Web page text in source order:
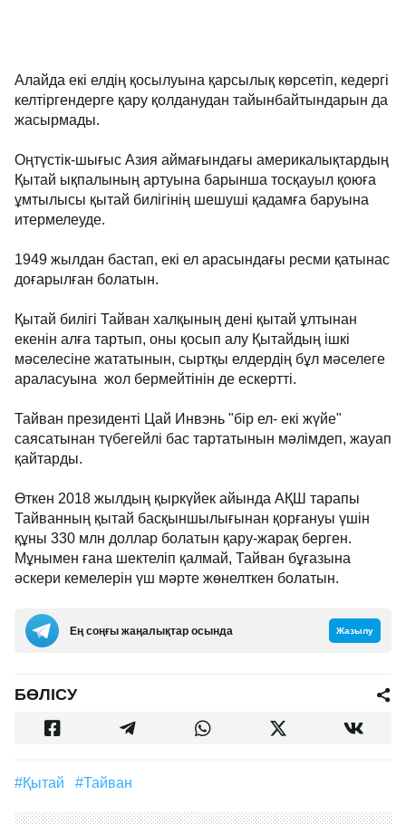
Алайда екі елдің қосылуына қарсылық көрсетіп, кедергі
келтіргендерге қару қолданудан тайынбайтындарын да
жасырмады.
Оңтүстік-шығыс Азия аймағындағы америкалықтардың
Қытай ықпалының артуына барынша тосқауыл қоюға
ұмтылысы қытай билігінің шешуші қадамға баруына
итермелеуде.
1949 жылдан бастап, екі ел арасындағы ресми қатынас
доғарылған болатын.
Қытай билігі Тайван халқының дені қытай ұлтынан
екенін алға тартып, оны қосып алу Қытайдың ішкі
мәселесіне жататынын, сыртқы елдердің бұл мәселеге
араласуына жол бермейтінін де ескертті.
Тайван президенті Цай Инвэнь "бір ел- екі жүйе"
саясатынан түбегейлі бас тартатынын мәлімдеп, жауап
қайтарды.
Өткен 2018 жылдың қыркүйек айында АҚШ тарапы
Тайванның қытай басқыншылығынан қорғануы үшін
құны 330 млн доллар болатын қару-жарақ берген.
Мұнымен ғана шектеліп қалмай, Тайван бұғазына
әскери кемелерін үш мәрте жөнелткен болатын.
Ең соңғы жаңалықтар осында Жазылу
БӨЛІСУ
#Қытай #Тайван